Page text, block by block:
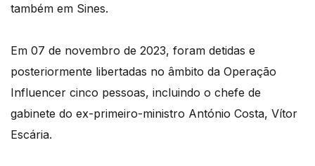
também em Sines.
Em 07 de novembro de 2023, foram detidas e
posteriormente libertadas no âmbito da Operação
Influencer cinco pessoas, incluindo o chefe de
gabinete do ex-primeiro-ministro António Costa, Vítor
Escária.